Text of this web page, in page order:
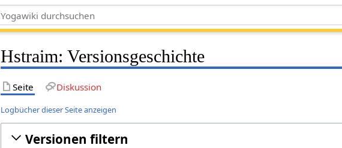
Hstraim: Versionsgeschichte
Seite Diskussion
Logbücher dieser Seite anzeigen
Versionen filtern